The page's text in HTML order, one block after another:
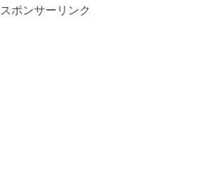
スポンサーリンク